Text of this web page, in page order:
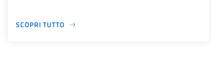
SCOPRI TUTTO